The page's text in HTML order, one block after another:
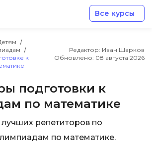
Все курсы
к
Редактор: Иван Шарков
Обновлено: 08 августа 2026
подготовки к
по математике
репетиторов по
по математике.